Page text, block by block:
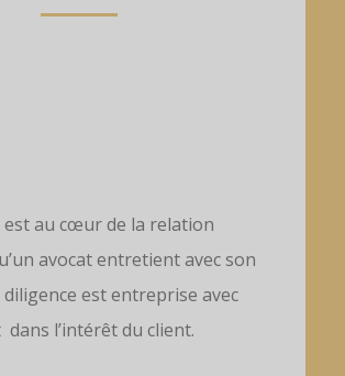
est au cœur de la relation
avocat entretient avec son
est entreprise avec
l’intérêt du client.